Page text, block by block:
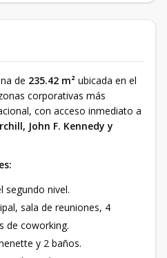
de 235.42 m² ubicada en el
corporativas más
con acceso inmediato a
John F. Kennedy y
segundo nivel.
sala de reuniones, 4
de coworking.
y 2 baños.